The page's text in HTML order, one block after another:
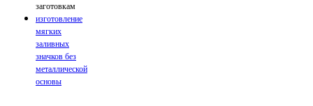
заготовкам
изготовление
мягких
заливных
значков без
металлической
основы